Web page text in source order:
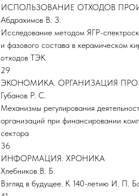
ИСПОЛЬЗОВАНИЕ ОТХОДОВ
Абдрахимов В. З.
Исследование методом ЯГР-
и фазового состава в керамическом
отходов ТЭК
29
ЭКОНОМИКА. ОРГАНИЗАЦИЯ
Губанов Р. С.
Механизмы регулирования
организаций при финансировании
сектора
36
ИНФОРМАЦИЯ. ХРОНИКА
Хлебников В. Б.
Взгляд в будущее. К 140-летию И. П.